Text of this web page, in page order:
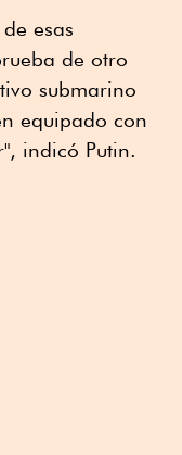
esas
de otro
submarino
equipado con
indicó Putin.